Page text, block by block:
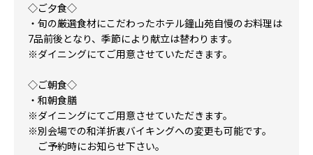
◇ご夕食◇
・旬の厳選食材にこだわったホテル鐘山苑自慢のお料理は
7品前後となり、季節により献立は替わります。
※ダイニングにてご用意させていただきます。
◇ご朝食◇
・和朝食膳
※ダイニングにてご用意させていただきます。
※別会場での和洋折衷バイキングへの変更も可能です。
ご予約時にお知らせ下さい。